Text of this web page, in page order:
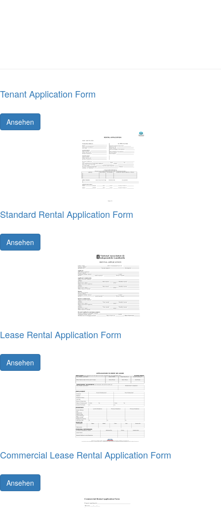
Tenant Application Form
Ansehen
Standard Rental Application Form
Ansehen
Lease Rental Application Form
Ansehen
Commercial Lease Rental Application Form
Ansehen